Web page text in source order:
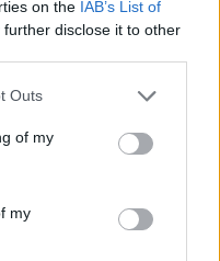
on the IAB’s List of
further disclose it to other
one or more Google
You may click to
its third-party tags to
in below Google
Outs
of my
my
a Garda-tavat:
ki
új ingatlanok,
a